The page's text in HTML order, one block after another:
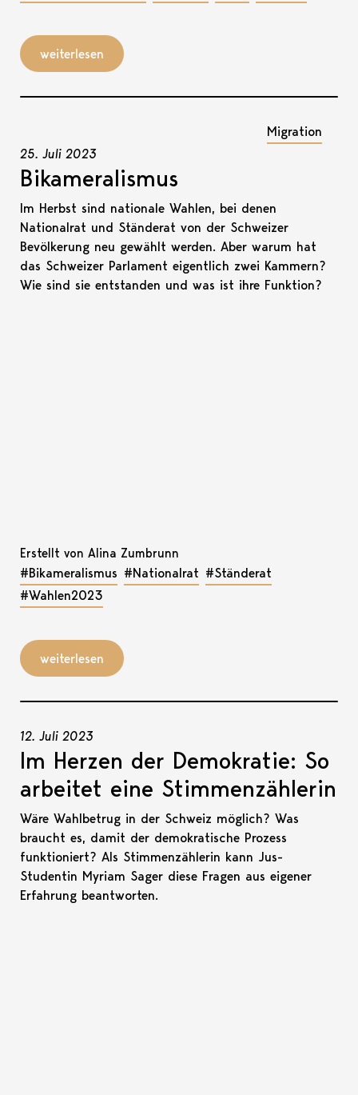
weiterlesen
Migration
25. Juli 2023
Bikameralismus
Im Herbst sind nationale Wahlen, bei denen
Nationalrat und Ständerat von der Schweizer
Bevölkerung neu gewählt werden. Aber warum hat
das Schweizer Parlament eigentlich zwei Kammern?
Wie sind sie entstanden und was ist ihre Funktion?
Erstellt von Alina Zumbrunn
#Bikameralismus #Nationalrat #Ständerat
#Wahlen2023
weiterlesen
12. Juli 2023
Im Herzen der Demokratie: So
arbeitet eine Stimmenzählerin
Wäre Wahlbetrug in der Schweiz möglich? Was
braucht es, damit der demokratische Prozess
funktioniert? Als Stimmenzählerin kann Jus-
Studentin Myriam Sager diese Fragen aus eigener
Erfahrung beantworten.